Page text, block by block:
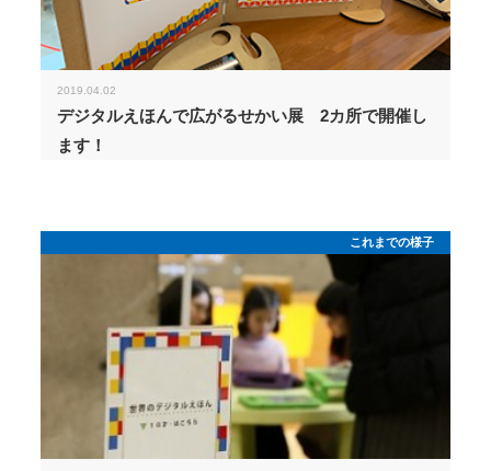
2019.04.02
デジタルえほんで広がるせかい展 2カ所で開催し
ます！
これまでの様子